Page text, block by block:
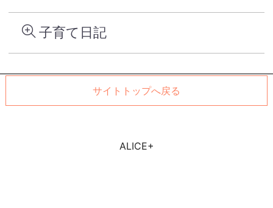
子育て日記
サイトトップへ戻る
ALICE+